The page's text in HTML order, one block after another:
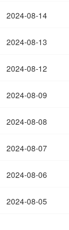
2024-08-14
2024-08-13
2024-08-12
2024-08-09
2024-08-08
2024-08-07
2024-08-06
2024-08-05